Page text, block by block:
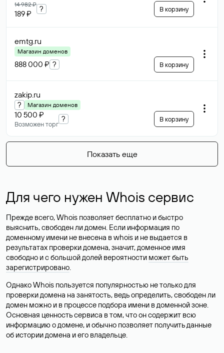
14 982 ₽
189 ₽
? В корзину
emtg.ru
Магазин доменов
888 000 ₽ ? В корзину
zakip.ru
? Магазин доменов
10 500 ₽
Возможен торг
? В корзину
Показать еще
Для чего нужен Whois сервис
Прежде всего, Whois позволяет бесплатно и быстро
выяснить, свободен ли домен. Если информация по
доменному имени не внесена в whois и не выдается в
результатах проверки домена, значит, доменное имя
свободно и с большой долей вероятности может быть
зарегистрировано.
Однако Whois пользуется популярностью не только для
проверки домена на занятость, ведь определить, свободен ли
домен можно и в процессе подбора имени в доменной зоне.
Основная ценность сервиса в том, что он содержит всю
информацию о домене, и обычно позволяет получить данные
об истории домена и его владельце.